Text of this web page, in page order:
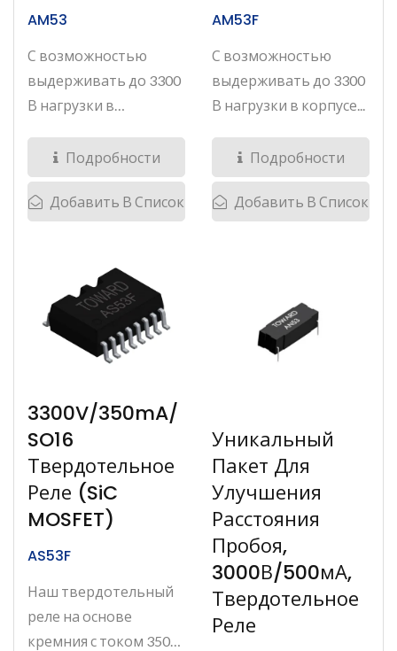
AM53
С возможностью
выдерживать до 3300
В нагрузки в
Подробности
Добавить В Список
AM53F
С возможностью
выдерживать до 3300
В нагрузки в корпусе...
Подробности
Добавить В Список
3300V/350mA/
SO16
Твердотельное
Реле (SiC
MOSFET)
AS53F
Наш твердотельный
реле на основе
кремния с током 350
Уникальный
Пакет Для
Улучшения
Расстояния
Пробоя,
3000В/500мА,
Твердотельное
Реле